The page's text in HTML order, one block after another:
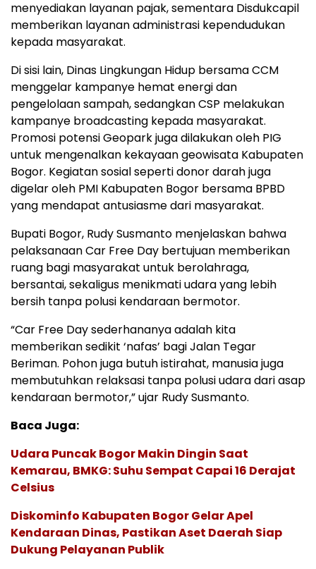
menyediakan layanan pajak, sementara Disdukcapil
memberikan layanan administrasi kependudukan
kepada masyarakat.
Di sisi lain, Dinas Lingkungan Hidup bersama CCM
menggelar kampanye hemat energi dan
pengelolaan sampah, sedangkan CSP melakukan
kampanye broadcasting kepada masyarakat.
Promosi potensi Geopark juga dilakukan oleh PIG
untuk mengenalkan kekayaan geowisata Kabupaten
Bogor. Kegiatan sosial seperti donor darah juga
digelar oleh PMI Kabupaten Bogor bersama BPBD
yang mendapat antusiasme dari masyarakat.
Bupati Bogor, Rudy Susmanto menjelaskan bahwa
pelaksanaan Car Free Day bertujuan memberikan
ruang bagi masyarakat untuk berolahraga,
bersantai, sekaligus menikmati udara yang lebih
bersih tanpa polusi kendaraan bermotor.
“Car Free Day sederhananya adalah kita
memberikan sedikit ‘nafas’ bagi Jalan Tegar
Beriman. Pohon juga butuh istirahat, manusia juga
membutuhkan relaksasi tanpa polusi udara dari asap
kendaraan bermotor,” ujar Rudy Susmanto.
Baca Juga:
Udara Puncak Bogor Makin Dingin Saat
Kemarau, BMKG: Suhu Sempat Capai 16 Derajat
Celsius
Diskominfo Kabupaten Bogor Gelar Apel
Kendaraan Dinas, Pastikan Aset Daerah Siap
Dukung Pelayanan Publik